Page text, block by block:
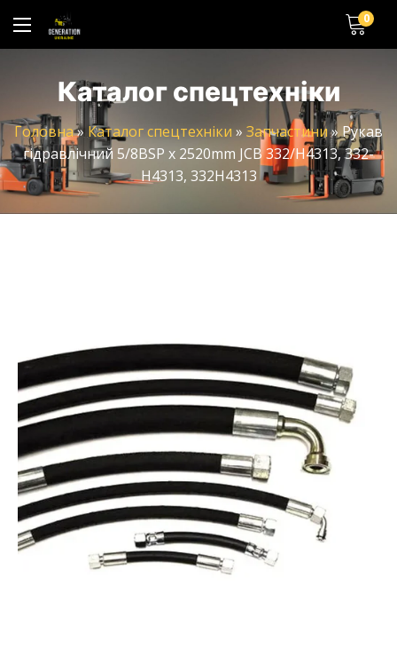
0
Каталог спецтехніки
Головна» Каталог спецтехніки» Запчастини »Рукав
гідравлічний 5/8BSP x 2520mm JCB 332/H4313, 332-
H4313, 332H4313